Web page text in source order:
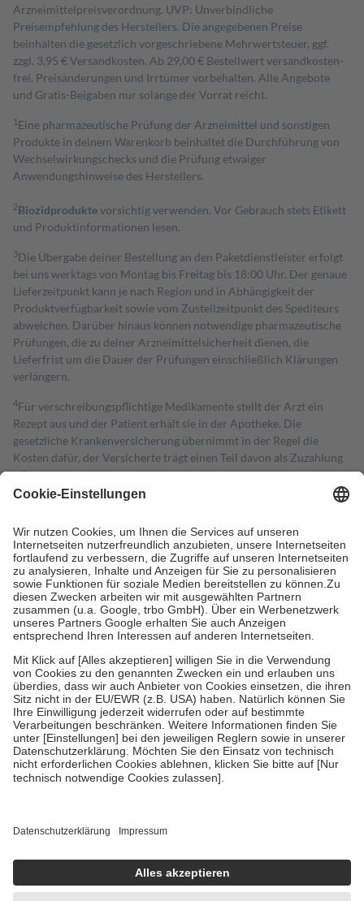
Arzneimittelpreisverordnung. UVP: Unverbindliche
Preisempfehlung des Herstellers. Die angegebenen Preise
beinhalten die gesetzlich vorgeschriebene Mehrwertsteuer, ggf.
zzgl. 3,95 € Versandkosten. Ab 29,00 € Bestell­wert versand­kosten­
frei. Preisänderungen und Irrtümer vorbehalten. Alle Angebote
und Gratis-Beigaben nur solange der Vorrat reicht.
1 Eine pharmazeutische Prüfung der Arzneimittel und sonstigen
Produkte in deinem Warenkorb beinhaltet die Durchführung von
Wechselwirkungschecks und die Prüfung etwaiger
Anwendungshinweise des Herstellers.
2Biozidproduktevorsichtig verwenden. Vor Gebrauch stets Etikett
und Produktinformationen lesen.
3Die Übergabe deiner Bestellung an den Paketdienstleister erfolgt
bei uns werktags von Montag bis Freitag bis 18:00 Uhr. Der genaue
Lieferzeitpunkt kann je nach Region und in Abhängigkeit der
Produktverfügbarkeit sowie vom Zustellzeitpunkt des Spediteurs
abweichen. Darüber hinaus können notwendige pharmazeutische
Prüfungen, die zu deiner Arzneimittelsicherheit dienen, die
Lieferfrist um die Dauer der Prüfungen einschließlich Klärungen
verlängern.
4Für verschreibungspflichtige Medikamente stellt der Arzt ein
Rezept aus und der Patient erhält sie in der Apotheke. Die
gesetzliche Krankenversicherung übernimmt in der Regel die
Kosten dafür, der Versicherte trägt einen Teil davon als Zuzahlung
mit.
Grundsätzlich leisten Mitglieder Zuzahlungen in Höhe von zehn
höchstens zehn Euro.
Es sind jedoch nie mehr als die tatsächlichen
Kosten der Leistung zu entrichten.
Diese Regeln gelten grundsätzlich auch für Online-Apotheken.
Bei Heilmitteln und häuslicher Krankenpflege beträgt die
Zuzahlung zehn Prozent der Kosten sowie zehn Euro je
Verordnung.
Um das Engagement der Versicherten für ihre eigene Gesundheit zu
stärken und die besondere Stellung der Familie zu unterstützen,
fallenkeine Zuzahlungenan bei:
• Kindern und Jugendlichen bis zum vollendeten 18. Lebensjahr
mit Ausnahme der Fahrkosten
• Untersuchungen zur Vorsorge und Früherkennung, die von der
GKV getragen werden
• empfohlenen Schutzimpfungen
• Harn- und Blutteststreifen
getroffen, um sicherzustellen, dass es sich um echte Bewertungen
https://help.etrusted.com/hc/de/articles/4419944605341
Einige Bilder und Inhalte wurden unter Zuhilfenahme künstlicher